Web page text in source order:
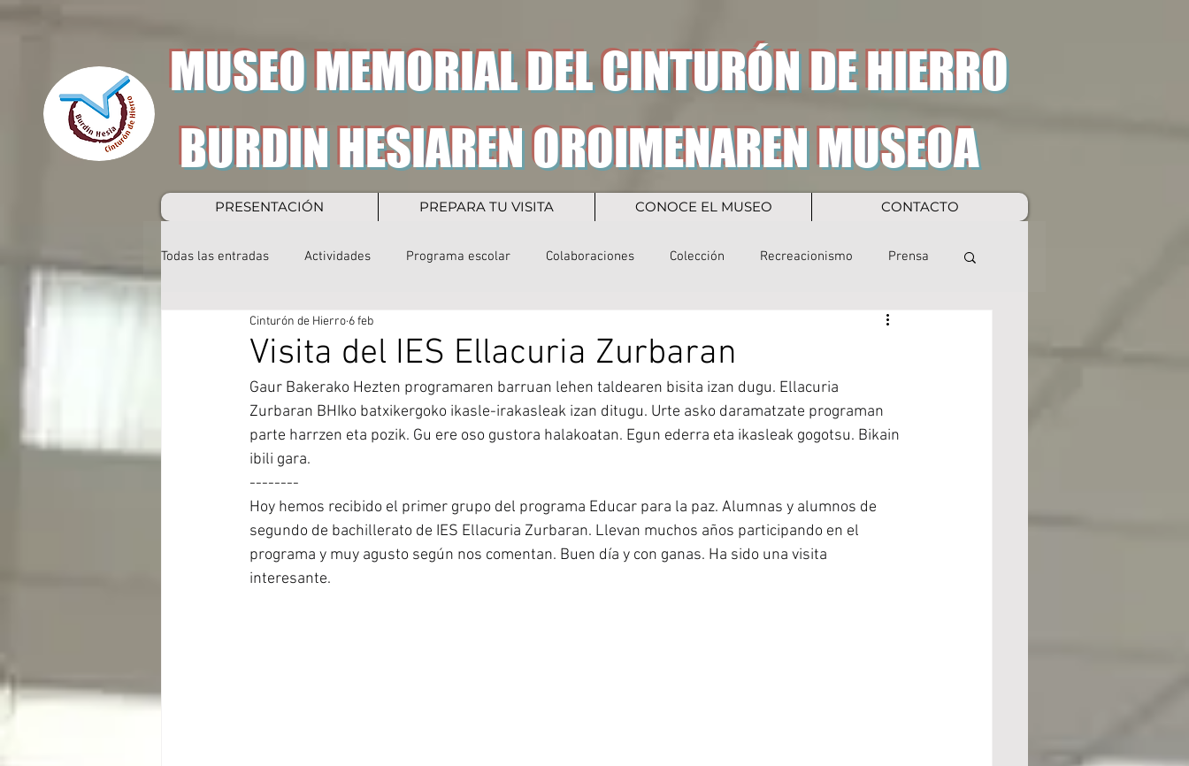
MUSEO MEMORIAL DEL CINTURÓN DE HIERRO
PRESENTACIÓN PREPARA TU VISITA CONOCE EL MUSEO CONTACTO
BURDIN HESIAREN OROIMENAREN MUSEOA
Todas las entradas Actividades Programa escolar Colaboraciones Colección Recreacionismo Prensa
Visita del IES Ellacuria Zurbaran
Cinturón de Hierro 6 feb
Gaur Bakerako Hezten programaren barruan lehen taldearen bisita izan dugu. Ellacuria
Zurbaran BHIko batxikergoko ikasle-irakasleak izan ditugu. Urte asko daramatzate programan
parte harrzen eta pozik. Gu ere oso gustora halakoatan. Egun ederra eta ikasleak gogotsu. Bikain
ibili gara.
--------
Hoy hemos recibido el primer grupo del programa Educar para la paz. Alumnas y alumnos de
segundo de bachillerato de IES Ellacuria Zurbaran. Llevan muchos años participando en el
programa y muy agusto según nos comentan. Buen día y con ganas. Ha sido una visita
interesante.